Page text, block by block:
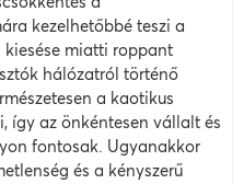
kezelhetőbbé teszi a
kiesése miatti roppant
hálózatról történő
a kaotikus
így az önkéntesen vállalt és
fontosak. Ugyanakkor
és a kényszerű